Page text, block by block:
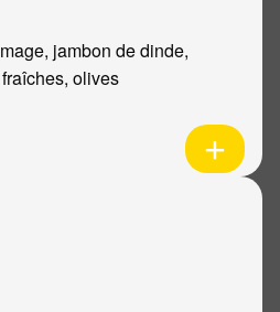
jambon de dinde,
olives